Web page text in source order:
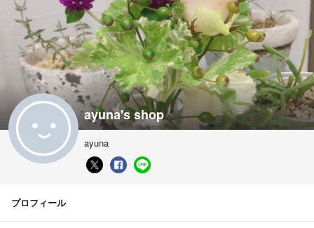
ayuna's shop
ayuna
プロフィール